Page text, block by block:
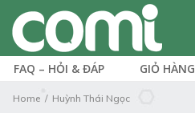
FAQ – HỎI & ĐÁP GIỎ HÀNG
Home Huỳnh Thái Ngọc